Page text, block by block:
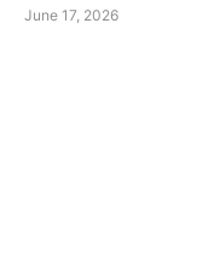
June 17, 2026